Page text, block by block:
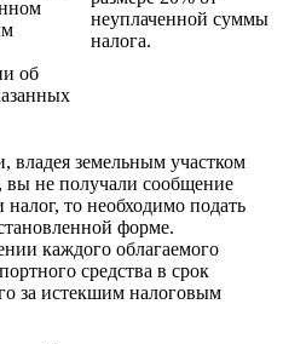
об
неуплаченной суммы
налога.
владея земельным участком
вы не получали сообщение
то необходимо подать
форме.
каждого облагаемого
средства в срок
за истекшим налоговым